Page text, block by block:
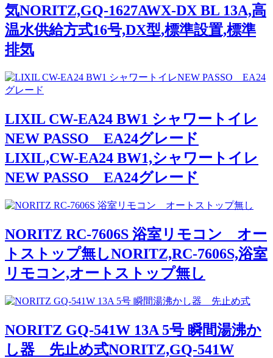
気NORITZ,GQ-1627AWX-DX BL 13A,高
温水供給方式16号,DX型,標準設置,標準
排気
LIXIL CW-EA24 BW1 シャワートイレ
NEW PASSO EA24グレード
LIXIL,CW-EA24 BW1,シャワートイレ
NEW PASSO EA24グレード
NORITZ RC-7606S 浴室リモコン オー
トストップ無しNORITZ,RC-7606S,浴室
リモコン,オートストップ無し
NORITZ GQ-541W 13A 5号 瞬間湯沸か
し器 先止め式NORITZ,GQ-541W